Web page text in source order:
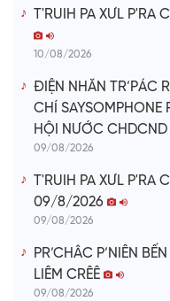
T'RUIH PA XƯL P'RA
10/08/2026
ĐIỆN NHĂN TR’PÁC
CHÍ
HỘI NƯỚC
09/08/2026
T'RUIH PA XƯL P'RA
09/8/2026
09/08/2026
PR’CHÂC P’NIÊN
LIÊM CRÊÊ
09/08/2026